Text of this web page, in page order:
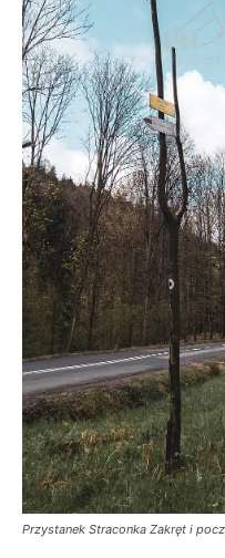
Przystanek Straconka Zakręt i